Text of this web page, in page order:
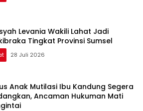
Levania Wakili Lahat Jadi
Tingkat Provinsi Sumsel
28 Juli 2026
Anak Mutilasi Ibu Kandung Segera
Ancaman Hukuman Mati